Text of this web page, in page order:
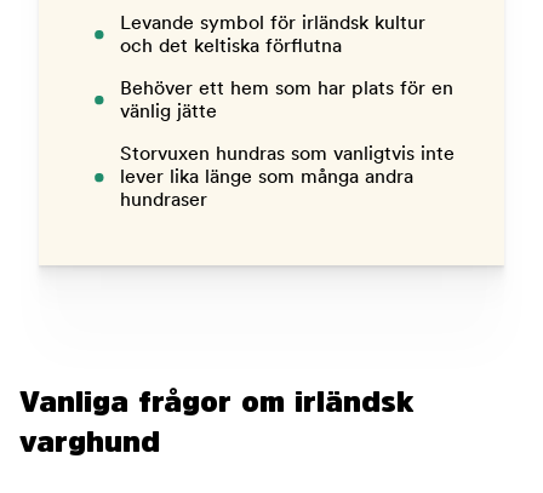
Levande symbol för irländsk kultur
och det keltiska förflutna
Behöver ett hem som har plats för en
vänlig jätte
Storvuxen hundras som vanligtvis inte
lever lika länge som många andra
hundraser
Vanliga frågor om irländsk
varghund